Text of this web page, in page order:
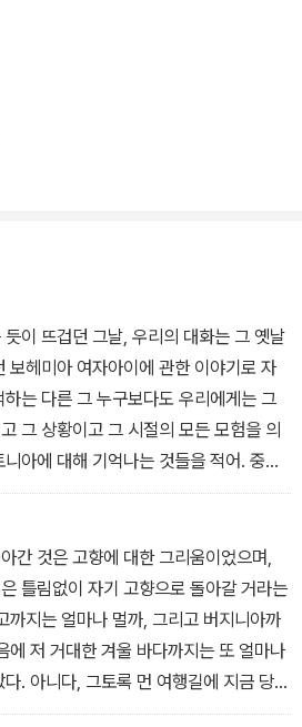
거작들 가운데 하나인 이 작품을 통해
존하는 슬픔과 아름다움, 그 안에 내제
을, 고통을 감내하며 묵묵히 삶을 꾸려
랑에 중첩시킨다.
들의 고단한 삶. 그러나 거친 노동과 소
보았고 숨을 쉬듯 사랑을 했다.
이 뜨겁던 그날, 우리의 대화는 그 옛날
보헤미아 여자아이에 관한 이야기로 자
는 다른 그 누구보다도 우리에게는 그
그 상황이고 그 시절의 모든 모험을 의
아에 대해 기억나는 것들을 적어. 중서
실에서 그런 걸 쓰면 기분이 좋아.」 읽
주겠다고 했다. 언제고 끝나기면 하면.
느 날 오후, 짐이 서류철을 들고 내 집
을 녹이면서 선 채로 말했다. 「여기 있
에 끝냈어. 시간을 들여 정리하면서 쓴
떠오르는 것들을 그냥 그대로 적어 놓
. 아직 제목도 없는걸.」 그러고는 옆방
류철 겉장에 <안토니아>라고 썼다. 순간
간 것은 고향에 대한 그리움이었으며,
틀림없이 자기 고향으로 돌아갈 거라는
까지는 얼마나 멀까, 그리고 버지니아까
에 저 거대한 겨울 바다까지는 또 얼마나
. 아니다, 그토록 먼 여행길에 지금 당장
지치고, 비좁은 집에서 사느라 지치고,